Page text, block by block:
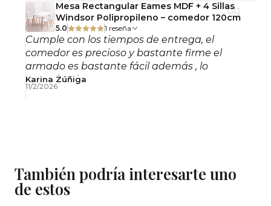
Mesa Rectangular Eames MDF + 4 Sillas
Windsor Polipropileno – comedor 120cm
5.0 1 reseña
Cumple con los tiempos de entrega, el
comedor es precioso y bastante firme el
armado es bastante fácil además , lo
recomiendo!
Karina Zúñiga
11/2/2026
También podría interesarte uno
de estos